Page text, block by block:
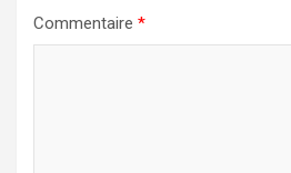
Commentaire *